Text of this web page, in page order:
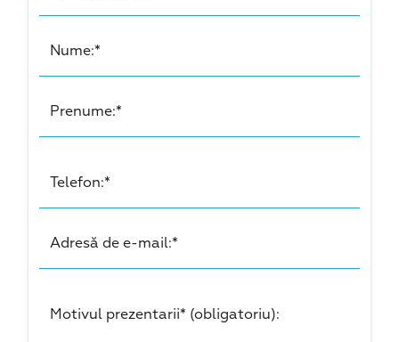
Nume:*
Prenume:*
Telefon:*
Adresă de e-mail:*
Motivul prezentarii* (obligatoriu):